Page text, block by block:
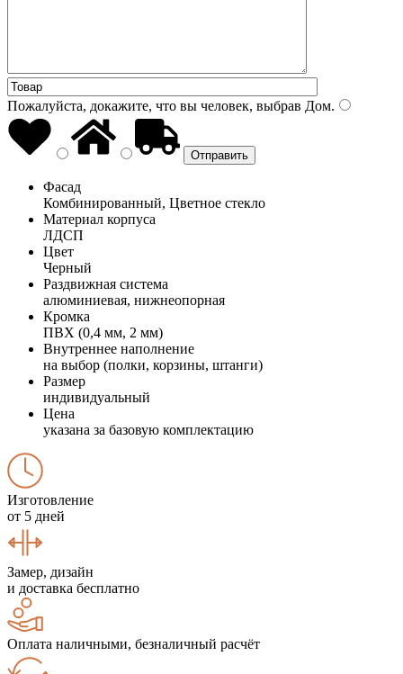
Пожалуйста, докажите, что вы человек, выбрав Дом.
Фасад
Комбинированный, Цветное стекло
Материал корпуса
ЛДСП
Цвет
Черный
Раздвижная система
алюминиевая, нижнеопорная
Кромка
ПВХ (0,4 мм, 2 мм)
Внутреннее наполнение
на выбор (полки, корзины, штанги)
Размер
индивидуальный
Цена
указана за базовую комплектацию
Изготовление
от 5 дней
Замер, дизайн
и доставка бесплатно
Оплата наличными, безналичный расчёт